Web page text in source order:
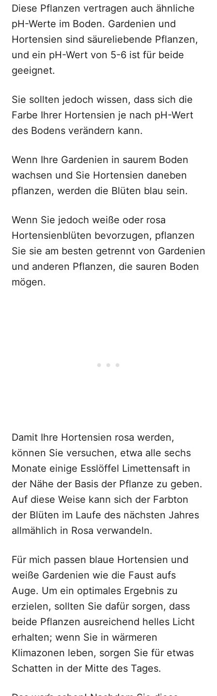
Diese Pflanzen vertragen auch ähnliche
pH-Werte im Boden. Gardenien und
Hortensien sind säureliebende Pflanzen,
und ein pH-Wert von 5-6 ist für beide
geeignet.
Sie sollten jedoch wissen, dass sich die
Farbe Ihrer Hortensien je nach pH-Wert
des Bodens verändern kann.
Wenn Ihre Gardenien in saurem Boden
wachsen und Sie Hortensien daneben
pflanzen, werden die Blüten blau sein.
Wenn Sie jedoch weiße oder rosa
Hortensienblüten bevorzugen, pflanzen
Sie sie am besten getrennt von Gardenien
und anderen Pflanzen, die sauren Boden
mögen.
Damit Ihre Hortensien rosa werden,
können Sie versuchen, etwa alle sechs
Monate einige Esslöffel Limettensaft in
der Nähe der Basis der Pflanze zu geben.
Auf diese Weise kann sich der Farbton
der Blüten im Laufe des nächsten Jahres
allmählich in Rosa verwandeln.
Für mich passen blaue Hortensien und
weiße Gardenien wie die Faust aufs
Auge. Um ein optimales Ergebnis zu
erzielen, sollten Sie dafür sorgen, dass
beide Pflanzen ausreichend helles Licht
erhalten; wenn Sie in wärmeren
Klimazonen leben, sorgen Sie für etwas
Schatten in der Mitte des Tages.